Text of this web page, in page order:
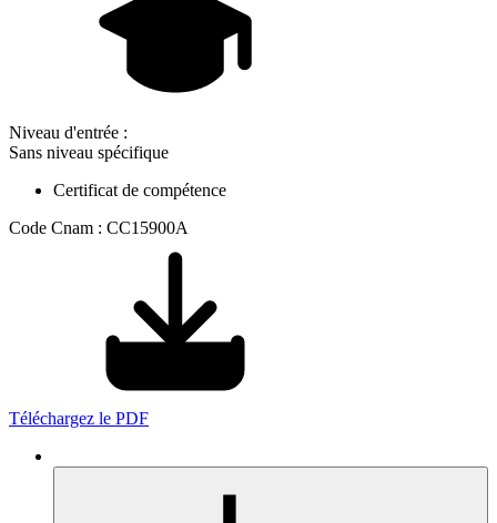
Niveau d'entrée :
Sans niveau spécifique
Certificat de compétence
Code Cnam : CC15900A
Téléchargez le PDF